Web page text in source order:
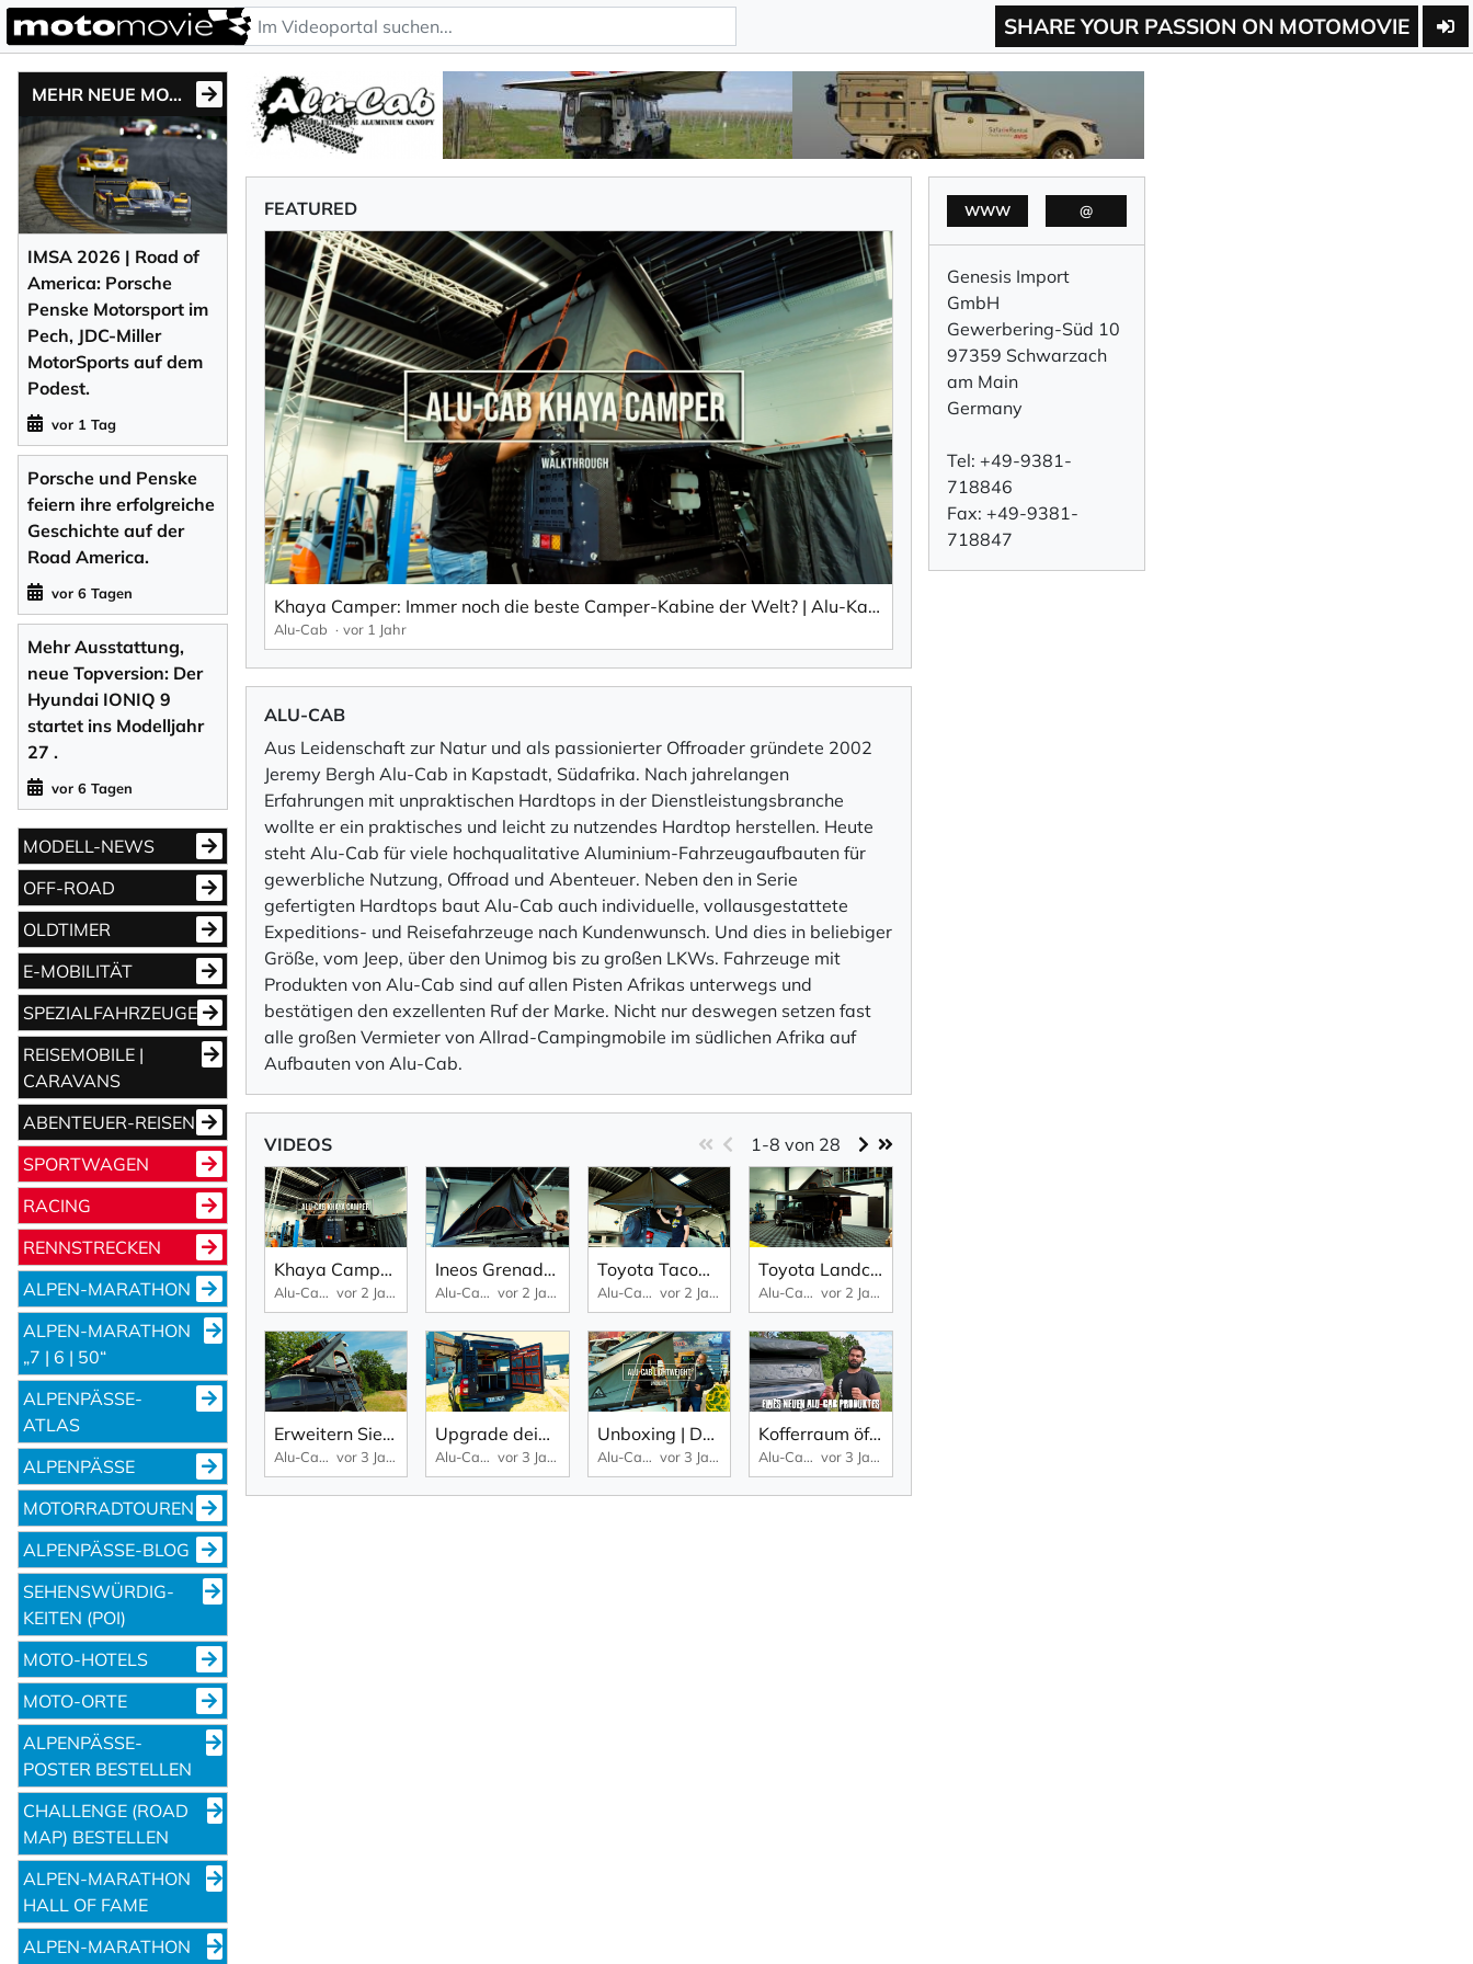
SHARE YOUR PASSION ON MOTOMOVIE
MEHR NEUE MOTONEWS
IMSA 2026 | Road of
America: Porsche
Penske Motorsport im
Pech, JDC-Miller
MotorSports auf dem
Podest.
vor 1 Tag
Porsche und Penske
feiern ihre erfolgreiche
Geschichte auf der
Road America.
vor 6 Tagen
Mehr Ausstattung,
neue Topversion: Der
Hyundai IONIQ 9
startet ins Modelljahr
27 .
vor 6 Tagen
MODELL-NEWS
OFF-ROAD
OLDTIMER
E-MOBILITÄT
SPEZIALFAHRZEUGE
REISEMOBILE |
CARAVANS
ABENTEUER-REISEN
SPORTWAGEN
RACING
RENNSTRECKEN
ALPEN-MARATHON
ALPEN-MARATHON
„7 | 6 | 50“
ALPENPÄSSE-
ATLAS
ALPENPÄSSE
MOTORRADTOUREN
ALPENPÄSSE-BLOG
SEHENS­WÜRDIG­
KEITEN (POI)
MOTO-HOTELS
MOTO-ORTE
ALPENPÄSSE-
POSTER BESTELLEN
CHALLENGE (ROAD
MAP) BESTELLEN
ALPEN-MARATHON
HALL OF FAME
ALPEN-MARATHON
FEATURED
Khaya Camper: Immer noch die beste Camper-Kabine der Welt? | Alu-Kabine Khaya Camper Familienausgabe
Alu-Cab vor 1 Jahr
ALU-CAB
Aus Leidenschaft zur Natur und als passionierter Offroader gründete 2002
Jeremy Bergh Alu-Cab in Kapstadt, Südafrika. Nach jahrelangen
Erfahrungen mit unpraktischen Hardtops in der Dienstleistungsbranche
wollte er ein praktisches und leicht zu nutzendes Hardtop herstellen. Heute
steht Alu-Cab für viele hochqualitative Aluminium-Fahrzeugaufbauten für
gewerbliche Nutzung, Offroad und Abenteuer. Neben den in Serie
gefertigten Hardtops baut Alu-Cab auch individuelle, vollausgestattete
Expeditions- und Reisefahrzeuge nach Kundenwunsch. Und dies in beliebiger
Größe, vom Jeep, über den Unimog bis zu großen LKWs. Fahrzeuge mit
Produkten von Alu-Cab sind auf allen Pisten Afrikas unterwegs und
bestätigen den exzellenten Ruf der Marke. Nicht nur deswegen setzen fast
alle großen Vermieter von Allrad-Campingmobile im südlichen Afrika auf
Aufbauten von Alu-Cab.
VIDEOS 1-8 von 28
Khaya Camper: Immer noch die beste Camper-Kabine der Welt? | Alu-Kabine Khaya Camper Familienausgabe
Alu-Cab vor 2 Jahren
Ineos Grenadier Roofconversion by Alu-Cab
Alu-Cab vor 2 Jahren
Toyota Tacoma | Alu-Cab ModCap Canopy "Worker"
Alu-Cab vor 2 Jahren
Toyota Landcruiser 79 V8 Diesel with Alu-Cab Canopy Camper Setup | Product Showcase
Alu-Cab vor 2 Jahren
Erweitern Sie Ihr Alu-Cab-Dachzelt mit diesem Zubehör! | Alu-Kabine Gen 3-R
Alu-Cab vor 3 Jahren
Upgrade deinen Camper mit diesem Innenausbau! | Alu-Cab Canopy Camper Innenausbau
Alu-Cab vor 3 Jahren
Unboxing | Das LEICHTESTE Aluminium Dachzelt der Welt | das neue Alu-Cab LT-50
Alu-Cab vor 3 Jahren
Kofferraum öffnen trotz Markise! - 180° Markise Alu-Cab im Detail erklärt
Alu-Cab vor 3 Jahren
WWW @
Genesis Import
GmbH
Gewerbering-Süd 10
97359 Schwarzach
am Main
Germany
Tel: +49-9381-
718846
Fax: +49-9381-
718847